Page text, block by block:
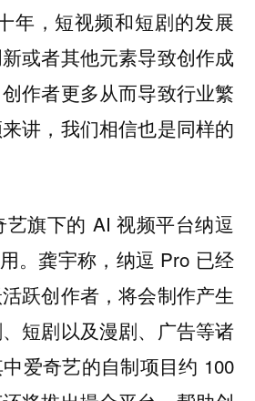
年，短视频和短剧的发展
或者其他元素导致创作成
作者更多从而导致行业繁
讲，我们相信也是同样的
旗下的 AI 视频平台纳逗
。龚宇称，纳逗 Pro 已经
跃创作者，将会制作产生
短剧以及漫剧、广告等诸
爱奇艺的自制项目约 100